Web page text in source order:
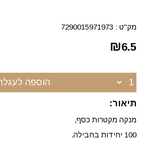
מק"ט : 7290015971973
₪6.5
הוספה
תיאור:
מנקה מקטרות כסף,
100 יחידות בחבילה.